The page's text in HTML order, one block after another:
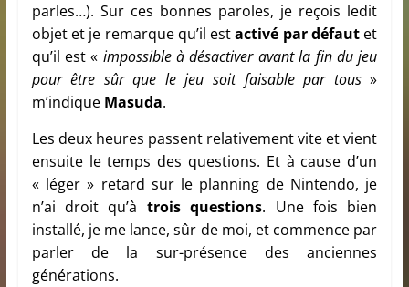
parles…). Sur ces bonnes paroles, je reçois ledit
objet et je remarque qu’il estactivé par défautet
qu’il est « impossible à désactiver avant la fin du jeu
pour être sûr que le jeu soit faisable par tous»
m’indique Masuda.
Les deux heures passent relativement vite et vient
ensuite le temps des questions. Et à cause d’un
« léger » retard sur le planning de Nintendo, je
n’ai droit qu’à trois questions. Une fois bien
installé, je me lance, sûr de moi, et commence par
parler de la sur-présence des anciennes
générations.